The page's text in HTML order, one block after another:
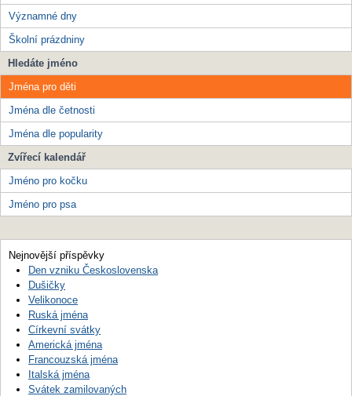
Významné dny
Školní prázdniny
Hledáte jméno
Jména pro děti
Jména dle četnosti
Jména dle popularity
Zvířecí kalendář
Jméno pro kočku
Jméno pro psa
Nejnovější příspěvky
Den vzniku Československa
Dušičky
Velikonoce
Ruská jména
Církevní svátky
Americká jména
Francouzská jména
Italská jména
Svátek zamilovaných